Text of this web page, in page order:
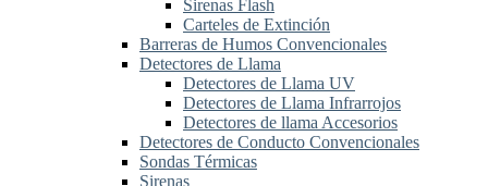
Sirenas Flash
Carteles de Extinción
Barreras de Humos Convencionales
Detectores de Llama
Detectores de Llama UV
Detectores de Llama Infrarrojos
Detectores de llama Accesorios
Detectores de Conducto Convencionales
Sondas Térmicas
Sirenas